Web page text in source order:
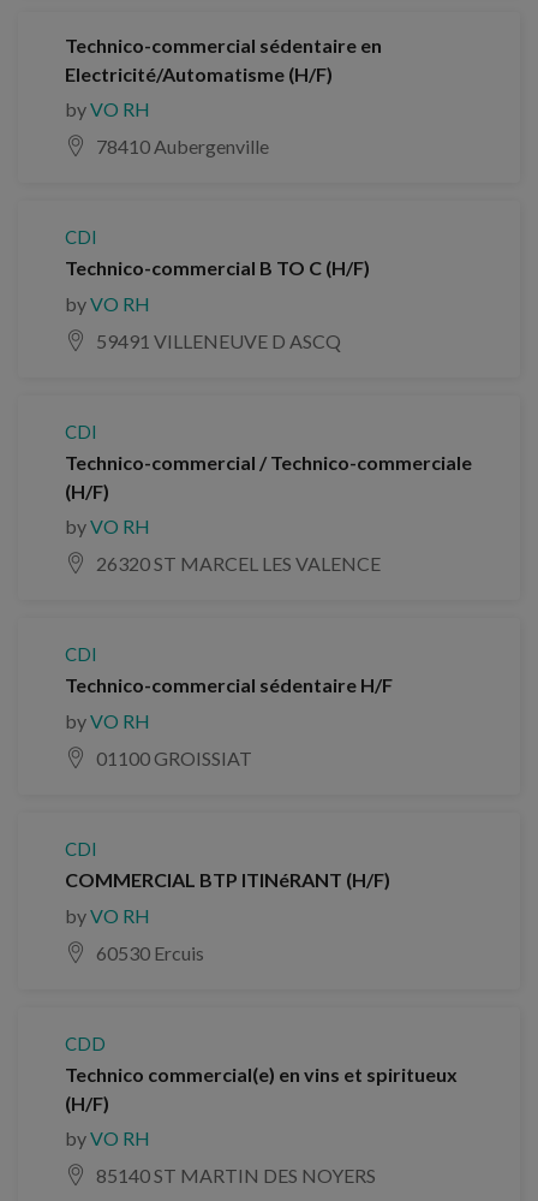
Technico-commercial sédentaire en
Electricité/Automatisme (H/F)
byVO RH
78410 Aubergenville
CDI
Technico-commercial B TO C (H/F)
byVO RH
59491 VILLENEUVE D ASCQ
CDI
Technico-commercial / Technico-commerciale
(H/F)
byVO RH
26320 ST MARCEL LES VALENCE
CDI
Technico-commercial sédentaire H/F
byVO RH
01100 GROISSIAT
CDI
COMMERCIAL BTP ITINéRANT (H/F)
byVO RH
60530 Ercuis
CDD
Technico commercial(e) en vins et spiritueux
(H/F)
byVO RH
85140 ST MARTIN DES NOYERS